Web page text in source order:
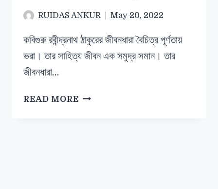
RUIDAS ANKUR May 20, 2022
কবিগুরু রবীন্দ্রনাথ ঠাকুরের জীবনধারা বৈচিত্র পূর্ণতায়
ভরা। তার সাহিত্য জীবন এক সমুদ্র সমান। তার
জীবনধারা…
READ MORE